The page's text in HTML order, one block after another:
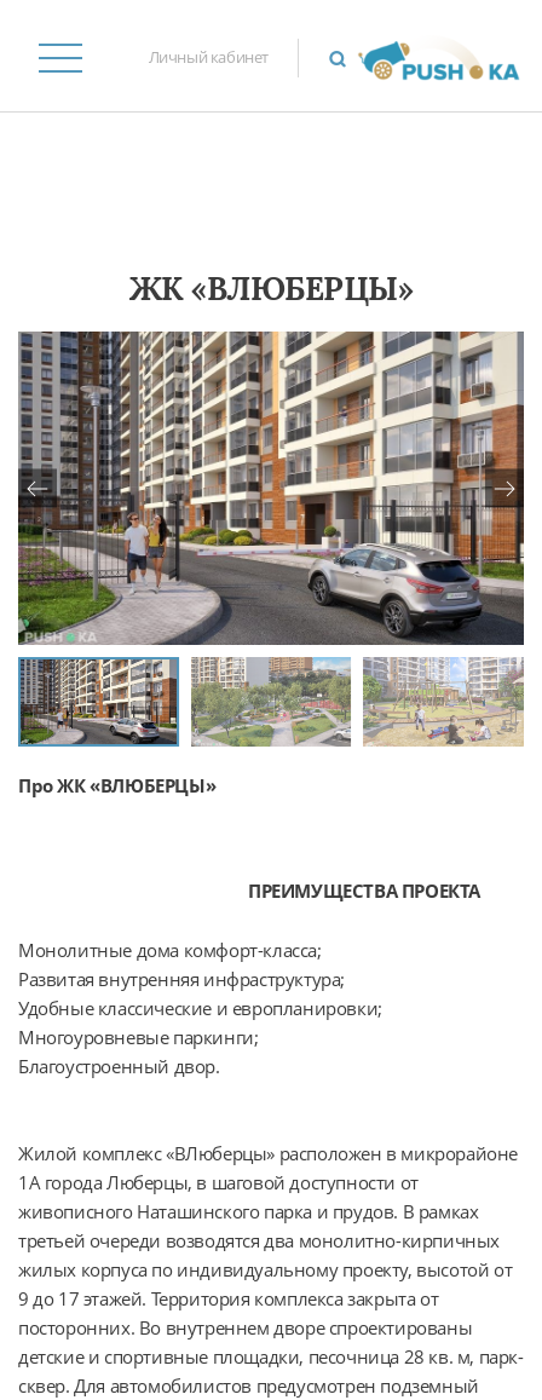
Личный кабинет
Про ЖК «ВЛЮБЕРЦЫ»
ПРЕИМУЩЕСТВА ПРОЕКТА
Монолитные дома комфорт-класса;
Развитая внутренняя инфраструктура;
Удобные классические и европланировки;
Многоуровневые паркинги;
Благоустроенный двор.
Жилой комплекс «ВЛюберцы» расположен в микрорайоне
1А города Люберцы, в шаговой доступности от
живописного Наташинского парка и прудов. В рамках
третьей очереди возводятся два монолитно-кирпичных
жилых корпуса по индивидуальному проекту, высотой от
9 до 17 этажей. Территория комплекса закрыта от
посторонних. Во внутреннем дворе спроектированы
детские и спортивные площадки, песочница 28 кв. м, парк-
сквер. Для автомобилистов предусмотрен подземный
ЖК «ВЛЮБЕРЦЫ»